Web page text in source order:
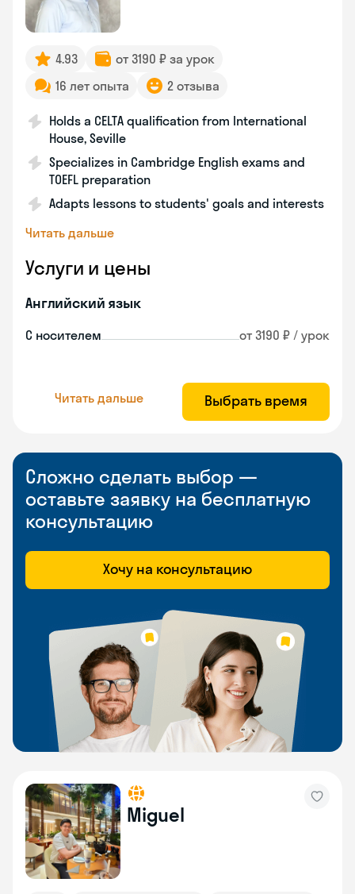
4.93
от 3190 ₽ за урок
16 лет опыта
2 отзыва
Holds a CELTA qualification from International
House, Seville
Specializes in Cambridge English exams and
TOEFL preparation
Adapts lessons to students' goals and interests
Читать дальше
Услуги и цены
Английский язык
С носителем от 3190 ₽ / урок
Читать дальше Выбрать время
Сложно сделать выбор —
оставьте заявку на бесплатную
консультацию
Хочу на консультацию
Miguel